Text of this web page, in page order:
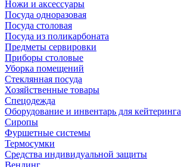
Ножи и аксессуары
Посуда одноразовая
Посуда столовая
Посуда из поликарбоната
Предметы сервировки
Приборы столовые
Уборка помещений
Стеклянная посуда
Хозяйственные товары
Спецодежда
Оборудование и инвентарь для кейтеринга
Сиропы
Фуршетные системы
Термосумки
Средства индивидуальной защиты
Вендинг